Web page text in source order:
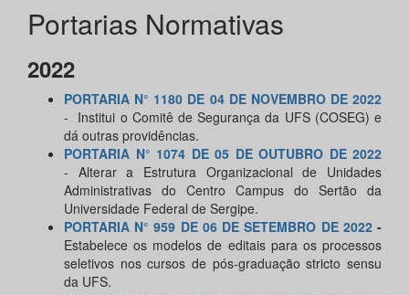
Portarias Normativas
2022
PORTARIA N° 1180 DE 04 DE NOVEMBRO DE 2022
- Institui o Comitê de Segurança da UFS (COSEG) e
dá outras providências.
PORTARIA N° 1074 DE 05 DE OUTUBRO DE 2022
- Alterar a Estrutura Organizacional de Unidades
Administrativas do Centro Campus do Sertão da
Universidade Federal de Sergipe.
PORTARIA N° 959 DE 06 DE SETEMBRO DE 2022-
Estabelece os modelos de editais para os processos
seletivos nos cursos de pós-graduação stricto sensu
da UFS.